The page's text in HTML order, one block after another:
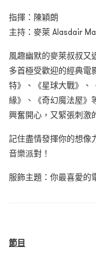
指揮：陳穎朗
主持：麥萊 Alasdair
風趣幽默的麥萊叔叔又
多首極受歡迎的經典電
特》、《星球大戰》、
緣》、《奇幻魔法屋》
興奮開心，又緊張刺激
記住盡情發揮你的想像
音樂派對！
服飾主題：你最喜愛的
節目